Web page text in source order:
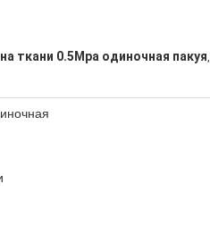
ткани 0.5Mpa одиночная пакуя,